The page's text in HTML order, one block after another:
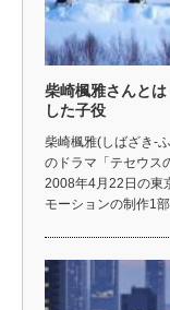
柴崎楓雅さんと
した子役
柴崎楓雅(しばざき-
のドラマ「テセウス
2008年4月22日の東
モーションの制作1